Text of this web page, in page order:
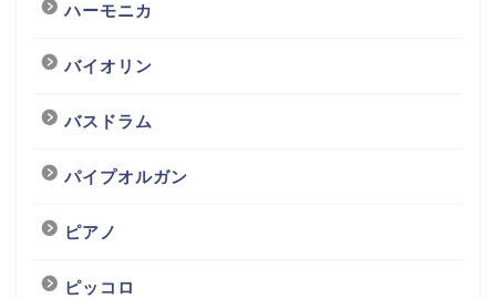
ハーモニカ
バイオリン
バスドラム
パイプオルガン
ピアノ
ピッコロ